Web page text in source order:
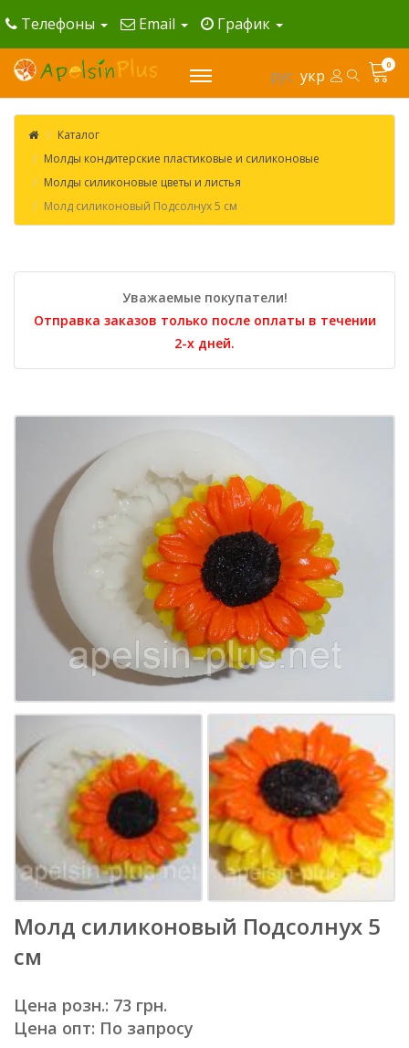
Телефоны Email График
рус укр
0
Каталог
Молды кондитерские пластиковые и силиконовые
Молды силиконовые цветы и листья
Молд силиконовый Подсолнух 5 см
Уважаемые покупатели!
Отправка заказов только после оплаты в течении
2-х дней.
Молд силиконовый Подсолнух 5
см
Цена розн.: 73 грн.
Цена опт: По запросу